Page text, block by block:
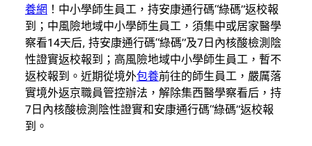
養網 ！中小學師生員工，持安康通行碼“綠碼”返校報
到；中風險地域中小學師生員工，須集中或居家醫學
察看14天后, 持安康通行碼“綠碼”及7日內核酸檢測陰
性證實返校報到；高風險地域中小學師生員工，暫不
返校報到。近期從境外包養前往的師生員工，嚴厲落
實境外返京職員管控辦法，解除集西醫學察看后，持
7日內核酸檢測陰性證實和安康通行碼“綠碼”返校報
到。